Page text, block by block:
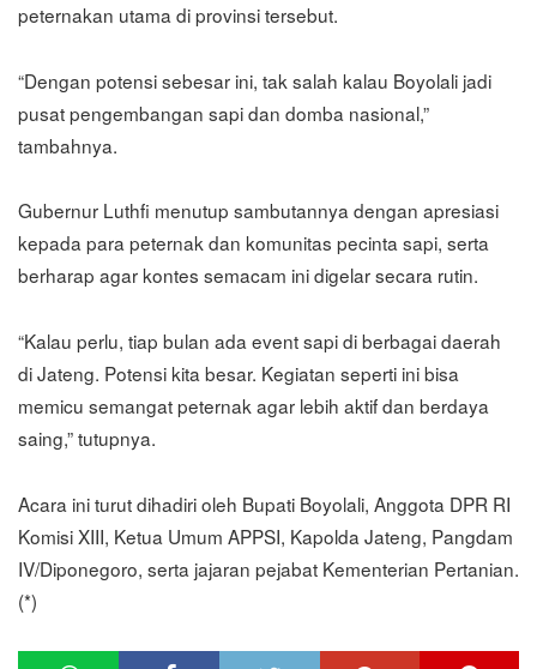
peternakan utama di provinsi tersebut.
“Dengan potensi sebesar ini, tak salah kalau Boyolali jadi
pusat pengembangan sapi dan domba nasional,”
tambahnya.
Gubernur Luthfi menutup sambutannya dengan apresiasi
kepada para peternak dan komunitas pecinta sapi, serta
berharap agar kontes semacam ini digelar secara rutin.
“Kalau perlu, tiap bulan ada event sapi di berbagai daerah
di Jateng. Potensi kita besar. Kegiatan seperti ini bisa
memicu semangat peternak agar lebih aktif dan berdaya
saing,” tutupnya.
Acara ini turut dihadiri oleh Bupati Boyolali, Anggota DPR RI
Komisi XIII, Ketua Umum APPSI, Kapolda Jateng, Pangdam
IV/Diponegoro, serta jajaran pejabat Kementerian Pertanian.
(*)